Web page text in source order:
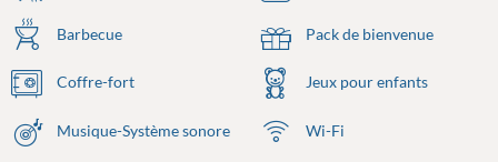
Barbecue Pack de bienvenue
Coffre-fort Jeux pour enfants
Musique-Système sonore Wi-Fi